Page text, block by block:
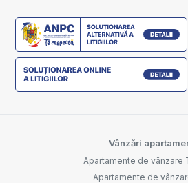
Vânzări
Apartamente de vânzare
Apartamente de